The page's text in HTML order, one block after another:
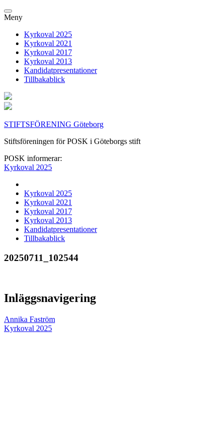
Meny
Kyrkoval 2025
Kyrkoval 2021
Kyrkoval 2017
Kyrkoval 2013
Kandidatpresentationer
Tillbakablick
STIFTSFÖRENING Göteborg
Stiftsföreningen för POSK i Göteborgs stift
POSK informerar:
Kyrkoval 2025
Kyrkoval 2025
Kyrkoval 2021
Kyrkoval 2017
Kyrkoval 2013
Kandidatpresentationer
Tillbakablick
20250711_102544
Inläggsnavigering
Annika Faström
Kyrkoval 2025